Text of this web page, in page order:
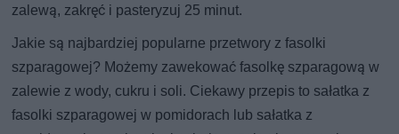
zalewą, zakręć i pasteryzuj 25 minut.
Jakie są najbardziej popularne przetwory z fasolki
szparagowej? Możemy zawekować fasolkę szparagową w
zalewie z wody, cukru i soli. Ciekawy przepis to sałatka z
fasolki szparagowej w pomidorach lub sałatka z